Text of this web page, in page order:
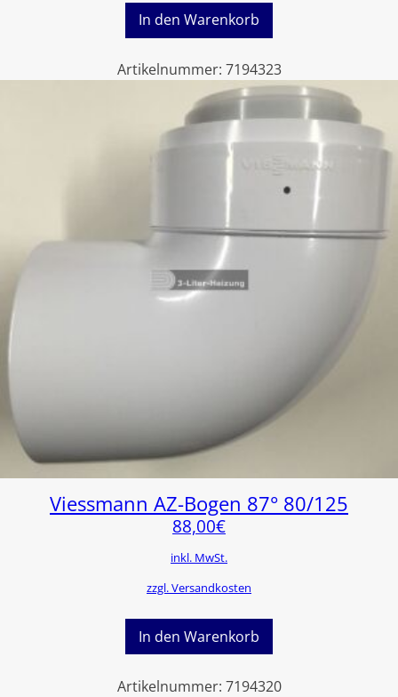
In den Warenkorb
Artikelnummer: 7194323
Viessmann AZ-Bogen 87° 80/125
88,00€
inkl. MwSt.
zzgl. Versandkosten
In den Warenkorb
Artikelnummer: 7194320